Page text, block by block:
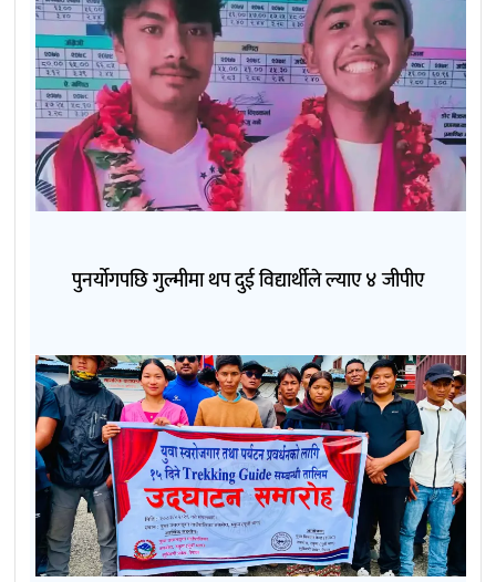
पुनर्योगपछि गुल्मीमा थप दुई विद्यार्थीले ल्याए ४ जीपीए